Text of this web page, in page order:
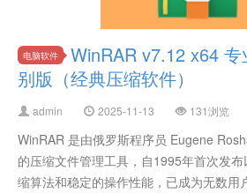
电脑软件
WinRAR v7.12 x64
别版（经典压缩软件）
admin 2025-11-13 131浏览
WinRAR 是由俄罗斯程序员 Eugene
的压缩文件管理工具，自1995年首次发
缩算法和稳定的操作性能，已成为无数用